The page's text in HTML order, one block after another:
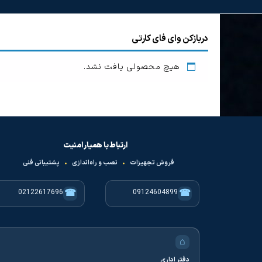
دربازکن وای فای کارتی
هیچ محصولی یافت نشد.
ارتباط با همیار امنیت
فروش تجهیزات • نصب و راه‌اندازی • پشتیبانی فنی
☎
09124604899
☎
02122617696
⌂